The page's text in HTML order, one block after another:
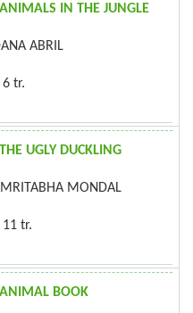
ANIMALS IN THE JUNGLE
ABRIL
6 tr.
THE UGLY DUCKLING
MONDAL
11 tr.
ANIMAL BOOK